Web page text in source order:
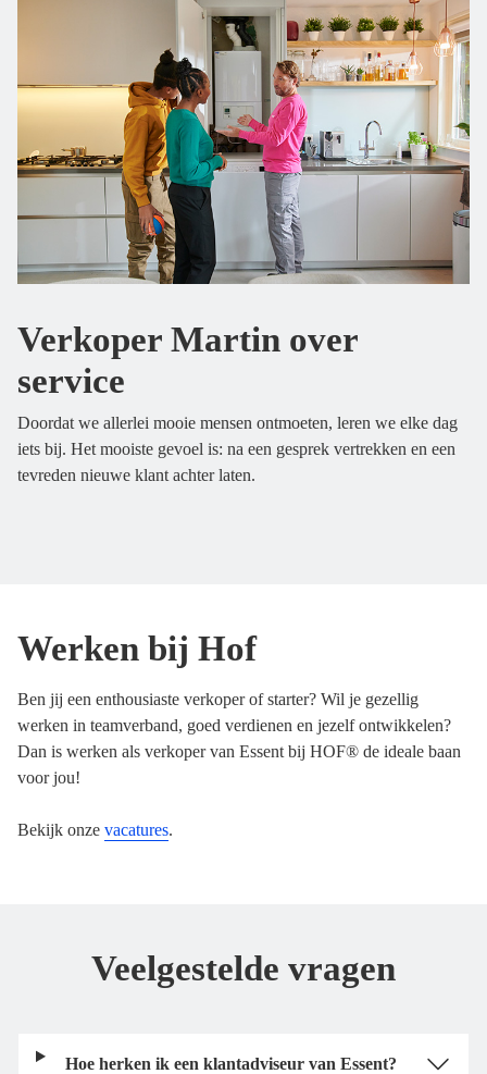
Verkoper Martin over
service
Doordat we allerlei mooie mensen ontmoeten, leren we elke dag
iets bij. Het mooiste gevoel is: na een gesprek vertrekken en een
tevreden nieuwe klant achter laten.
Werken bij Hof
Ben jij een enthousiaste verkoper of starter? Wil je gezellig
werken in teamverband, goed verdienen en jezelf ontwikkelen?
Dan is werken als verkoper van Essent bij HOF® de ideale baan
voor jou!
Bekijk onze vacatures.
Veelgestelde vragen
Hoe herken ik een klantadviseur van Essent?